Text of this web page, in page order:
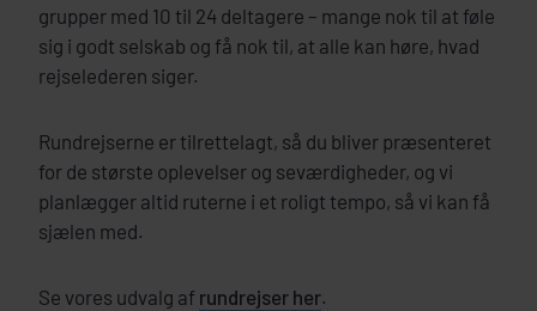
grupper med 10 til 24 deltagere – mange nok til at føle
sig i godt selskab og få nok til, at alle kan høre, hvad
rejselederen siger.
Rundrejserne er tilrettelagt, så du bliver præsenteret
for de største oplevelser og seværdigheder, og vi
planlægger altid ruterne i et roligt tempo, så vi kan få
sjælen med.
Se vores udvalg af rundrejser her.